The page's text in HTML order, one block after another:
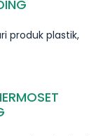
produk plastik,